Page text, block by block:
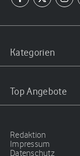
Kategorien
Top Angebote
Redaktion
Impressum
Datenschutz